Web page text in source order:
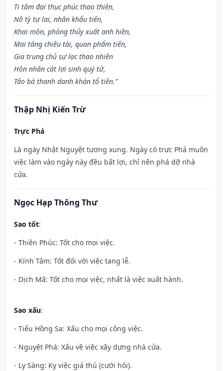
Ti tâm đại thục phúc thao thiên,
Nô tỳ tự lai, nhân khẩu tiến,
Khai môn, phóng thủy xuất anh hiền,
Mai táng chiêu tài, quan phẩm tiến,
Gia trung chủ sự lạc thao nhiên
Hôn nhân cát lợi sinh quý tử,
Tảo bá thanh danh khán tổ tiên.”
Thập Nhị Kiến Trừ
Trực Phá
Là ngày Nhật Nguyệt tương xung. Ngày có trực Phá muôn
việc làm vào ngày này đều bất lợi, chỉ nên phá dỡ nhà
cửa.
Ngọc Hạp Thông Thư
Sao tốt:
- Thiên Phúc: Tốt cho mọi việc.
- Kính Tâm: Tốt đối với việc tang lễ.
- Dịch Mã: Tốt cho mọi việc, nhất là việc xuất hành.
Sao xấu:
- Tiểu Hồng Sa: Xấu cho mọi công việc.
- Nguyệt Phá: Xấu về việc xây dựng nhà cửa.
- Ly Sàng: Kỵ việc giá thú (cưới hỏi).